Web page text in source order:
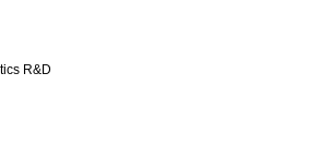
R&D